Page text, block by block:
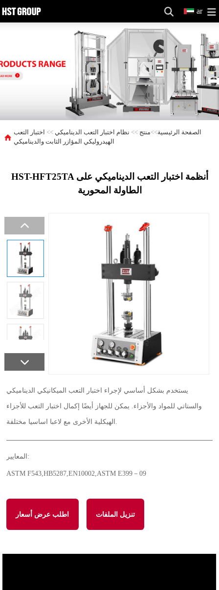
ar
الصفحة الرئيسية>>منتج >> نظام اختبار التعب الديناميكي>>
اختبار التعب
الهيدروليكي المؤازر الثابت والديناميكي
HST-HFT25TA أنظمة اختبار التعب الديناميكي على
الطاولة المحورية
يستخدم بشكل أساسي لإجراء اختبار التعب الميكانيكي الديناميكي
والستاتي للمواد والأجزاء. يمكن للجهاز أيضًا إكمال اختبار التعب للأجزاء
المعايير:
ASTM F543,HB5287,EN10002,ASTM E399－09
اطلب عرض أسعار تنزيل الملفات